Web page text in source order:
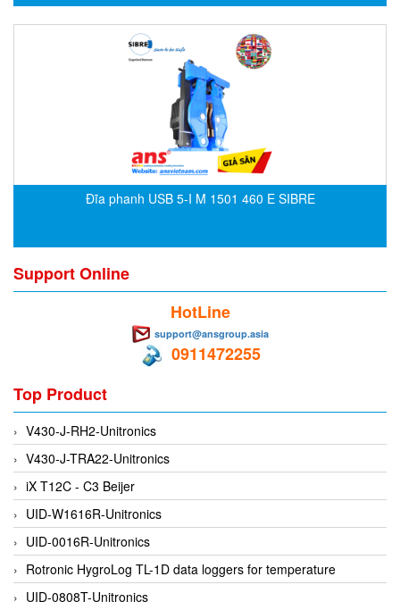
Cygnus
Delmhorst VietNam
Delta-mobrey
DESAX
DET-TRONICS
Deublin
Diakont
Dias Infrared
DINA Elektronik
Đĩa phanh USB 5-I M 1501 460 E SIBRE
Support Online
HotLine
support@ansgroup.asia
0911472255
Top Product
V430-J-RH2-Unitronics
V430-J-TRA22-Unitronics
iX T12C - C3 Beijer
UID-W1616R-Unitronics
UID-0016R-Unitronics
Rotronic HygroLog TL-1D data loggers for temperature
UID-0808T-Unitronics